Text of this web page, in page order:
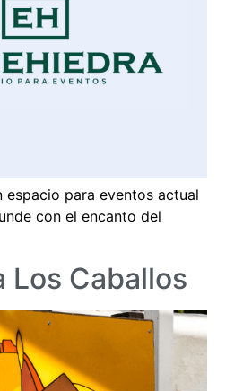
espacio para eventos actual
con el encanto del
Los Caballos